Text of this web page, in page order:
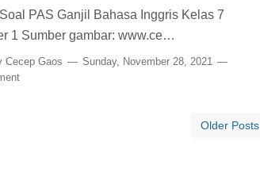
PAS Ganjil Bahasa Inggris Kelas 7
1 Sumber gambar: www.ce…
Cecep Gaos
Sunday, November 28, 2021
Older Posts